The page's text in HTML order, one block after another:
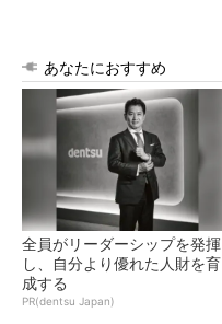
あなたにおすすめ
全員がリーダーシップを発揮
し、自分より優れた人財を育
成する
PR(dentsu Japan)